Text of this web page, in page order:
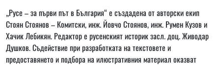
„Русе – за първи път в България“ е създадена от авторски екип
Стоян Стоянов – Комитски, инж. Йовчо Стоянов, инж. Румен Кузов и
Хачик Лебикян. Редактор е русенският историк засл. доц. Живодар
Душков. Съдействие при разработката на текстовете и
предоставянето и подбора на илюстративния материал оказват